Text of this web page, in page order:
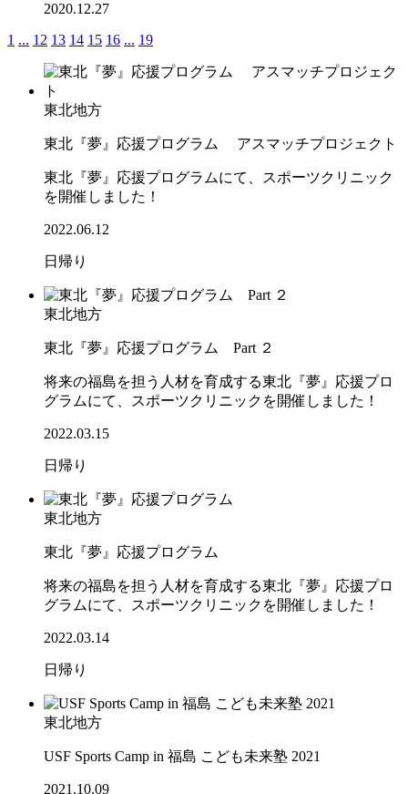
2020.12.27
1 ... 12 13 14 15 16 ... 19
東北地方
東北『夢』応援プログラム アスマッチプロジェクト
東北『夢』応援プログラムにて、スポーツクリニック
を開催しました！
2022.06.12
日帰り
東北地方
東北『夢』応援プログラム Part ２
将来の福島を担う人材を育成する東北『夢』応援プロ
グラムにて、スポーツクリニックを開催しました！
2022.03.15
日帰り
東北地方
東北『夢』応援プログラム
将来の福島を担う人材を育成する東北『夢』応援プロ
グラムにて、スポーツクリニックを開催しました！
2022.03.14
日帰り
東北地方
USF Sports Camp in 福島 こども未来塾 2021
2021.10.09